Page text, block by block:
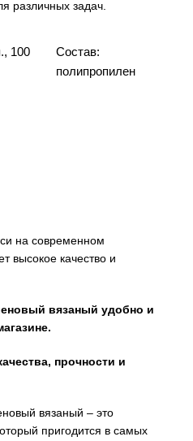
различных задач.
100
Состав:
полипропилен
на современном
высокое качество и
вязаный удобно и
прочности и
вязаный – это
пригодится в самых